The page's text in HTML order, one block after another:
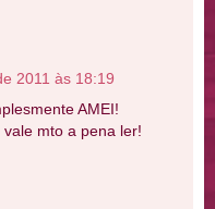
2011 às 18:19
AMEI!
mto a pena ler!